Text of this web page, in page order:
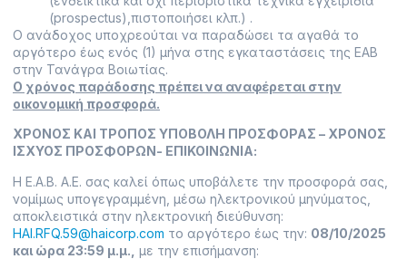
(prospectus),πιστοποιήσει κλπ.) .
Ο ανάδοχος υποχρεούται να παραδώσει τα αγαθά το
αργότερο έως ενός (1) μήνα στης εγκαταστάσεις της ΕΑΒ
στην Τανάγρα Βοιωτίας.
Ο χρόνος παράδοσης πρέπει να αναφέρεται στην
οικονομική προσφορά.
ΧΡΟΝΟΣ ΚΑΙ ΤΡΟΠΟΣ ΥΠΟΒΟΛΗ ΠΡΟΣΦΟΡΑΣ – ΧΡΟΝΟΣ
ΙΣΧΥΟΣ ΠΡΟΣΦΟΡΩΝ- ΕΠΙΚΟΙΝΩΝΙΑ:
Η Ε.Α.Β. Α.Ε. σας καλεί όπως υποβάλετε την προσφορά σας,
νομίμως υπογεγραμμένη, μέσω ηλεκτρονικού μηνύματος,
αποκλειστικά στην ηλεκτρονική διεύθυνση:
HAI.RFQ.59@haicorp.com το αργότερο έως την: 08/10/2025
και ώρα 23:59 μ.μ., με την επισήμανση: